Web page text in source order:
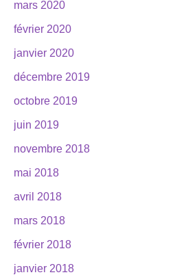
mars 2020
février 2020
janvier 2020
décembre 2019
octobre 2019
juin 2019
novembre 2018
mai 2018
avril 2018
mars 2018
février 2018
janvier 2018